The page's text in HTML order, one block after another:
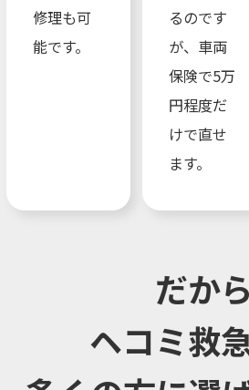
修理も可
能です。
るのです
が、車両
保険で5万
円程度だ
けで直せ
ます。
だから
ヘコミ救